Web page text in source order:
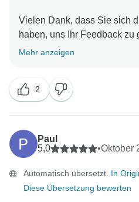
Vielen Dank, dass Sie sich
haben, uns Ihr Feedback zu
freundlichen Worte über
Mehr anzeigen
2
Paul
5,0
•Oktober
Automatisch übersetzt. In
Diese Übersetzung bewerten